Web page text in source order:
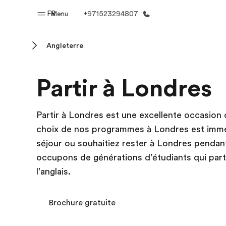
Menu
FR +971523294807
Bienvenue chez EF Nos
Angleterre
Partir à Londres
Partir à Londres est une excellente
choix de nos programmes à Londres est
séjour ou souhaitiez rester à Londres
occupons de générations d’étudiants qui
l'anglais.
Brochure gratuite